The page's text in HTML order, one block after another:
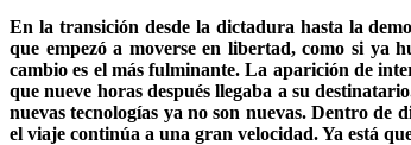
En la transición desde la dictadura hasta la
que empezó a moverse en libertad, como si ya
cambio es el más fulminante. La aparición de
que nueve horas después llegaba a su
nuevas tecnologías ya no son nuevas. Dentro de
el viaje continúa a una gran velocidad. Ya está